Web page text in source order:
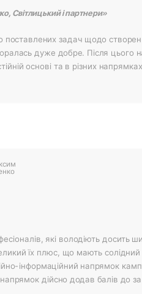
Світлицький і партнери»
поставлених задач щодо
дуже добре. Після цього
основі та в різних
які володіють досить
їх плюс, що мають
інформаційний напрямок
дійсно додав балів до